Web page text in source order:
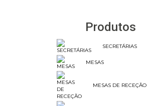
Produtos
SECRETÁRIAS
MESAS
MESAS DE RECEÇÃO